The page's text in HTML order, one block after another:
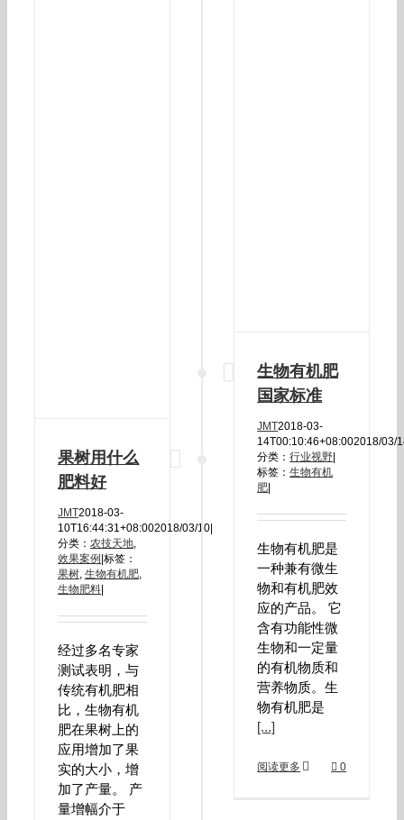
生物有机肥
国家标准
JMT2018-03-
14T00:10:46+08:002018/03/
分类：行业视野
标签：生物有机
肥
生物有机肥是
一种兼有微生
物和有机肥效
应的产品。 它
含有功能性微
生物和一定量
的有机物质和
营养物质。生
物有机肥是
[...]
阅读更多 0
果树用什么
肥料好
JMT2018-03-
10T16:44:31+08:002018/03/10
分类： 农技天地,
效果案例 标签：
果树, 生物有机肥,
生物肥料
经过多名专家
测试表明，与
传统有机肥相
比，生物有机
肥在果树上的
应用增加了果
实的大小，增
加了产量。 产
量增幅介于